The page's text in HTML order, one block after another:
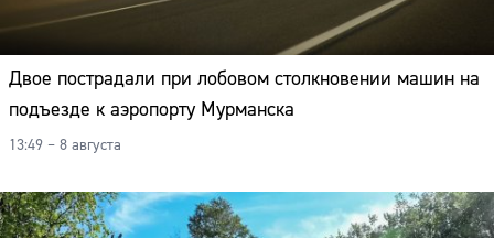
Двое пострадали при лобовом столкновении машин на
подъезде к аэропорту Мурманска
13:49 – 8 августа